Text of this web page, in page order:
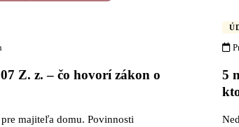
Z. z. – čo hovorí zákon o
majiteľa domu. Povinnosti
5